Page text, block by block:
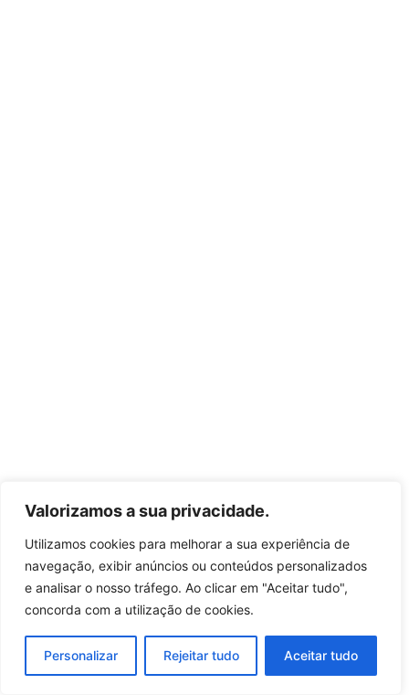
Valorizamos a sua privacidade.
Utilizamos cookies para melhorar a sua experiência de
navegação, exibir anúncios ou conteúdos personalizados
e analisar o nosso tráfego. Ao clicar em "Aceitar tudo",
concorda com a utilização de cookies.
Personalizar Rejeitar tudo Aceitar tudo